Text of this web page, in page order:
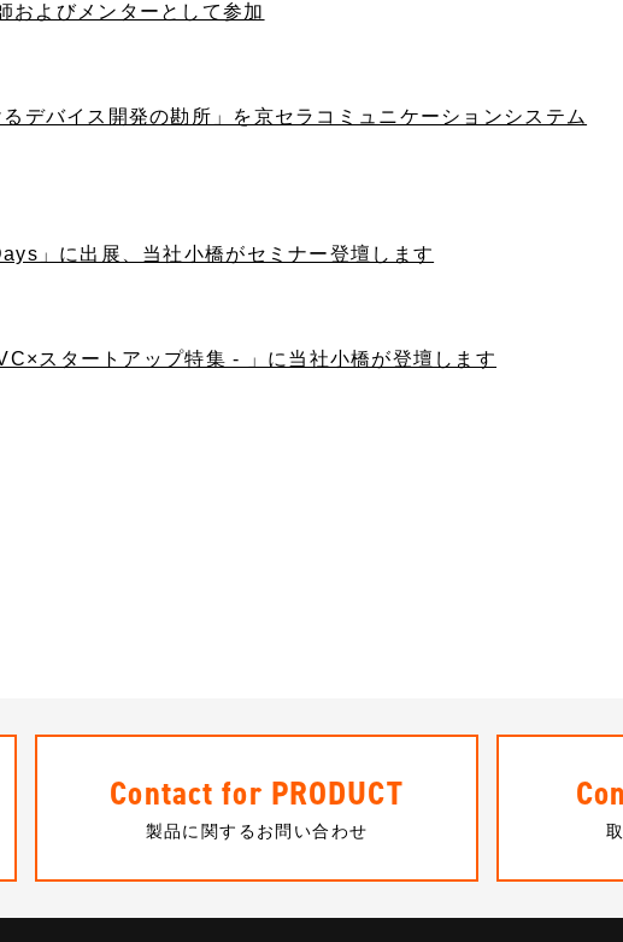
およびメンターとして参加
デバイス開発の勘所」を京セラコミュニケーションシステム
」に出展、当社小橋がセミナー登壇します
スタートアップ特集 - 」に当社小橋が登壇します
Contact for PRODUCT
製品に関するお問い合わせ